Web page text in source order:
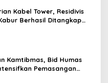
Kabel Tower, Residivis
Berhasil Ditangkap
Jeneponto
Kamtibmas, Bid Humas
Pemasangan
Stiker